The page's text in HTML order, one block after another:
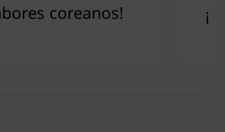
coreanos!